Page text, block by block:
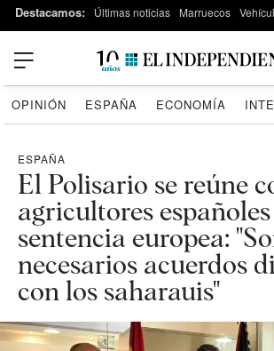
Destacamos: Últimas noticias Marruecos
OPINIÓN ESPAÑA ECONOMÍA
ESPAÑA
El Polisario se reúne
agricultores
sentencia europea:
necesarios acuerdos
con los saharauis"